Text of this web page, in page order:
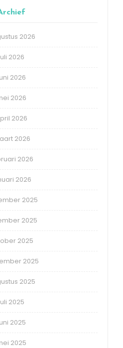
2026
2026
2026
2026
2026
2026
2026
2026
2025
2025
2025
2025
2025
2025
2025
2025